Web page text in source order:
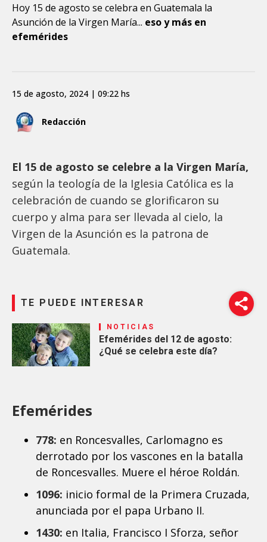
Hoy 15 de agosto se celebra en Guatemala la
Asunción de la Virgen María... eso y más en
efemérides
Redacción
15 de agosto, 2024 | 09:22 hs
El 15 de agosto se celebre a la Virgen María,
según la teología de la Iglesia Católica es la
celebración de cuando se glorificaron su
cuerpo y alma para ser llevada al cielo, la
Virgen de la Asunción es la patrona de
Guatemala.
TE PUEDE INTERESAR
NOTICIAS
Efemérides del 12 de agosto:
¿Qué se celebra este día?
Efemérides
778: en Roncesvalles, Carlomagno es
derrotado por los vascones en la batalla
de Roncesvalles. Muere el héroe Roldán.
1096: inicio formal de la Primera Cruzada,
anunciada por el papa Urbano II.
1430: en Italia, Francisco I Sforza, señor